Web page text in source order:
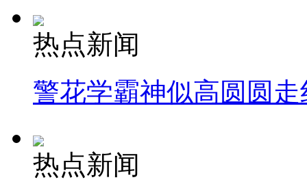
热点新闻
警花学霸神似高圆圆走
热点新闻